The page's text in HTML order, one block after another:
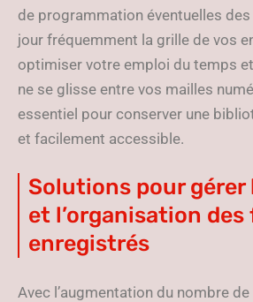
de programmation éventuelles
jour fréquemment la grille de vos
optimiser votre emploi du temps
ne se glisse entre vos mailles
essentiel pour conserver une
et facilement accessible.
Solutions pour gérer
et l’organisation
enregistrés
Avec l’augmentation du nombre